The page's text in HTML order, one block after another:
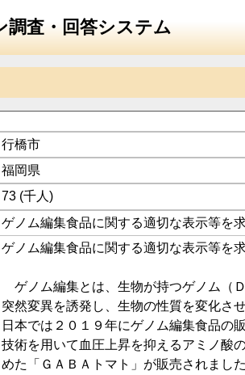
調査・回答システム
行橋市
福岡県
73 (千人)
ゲノム編集食品に関する適切な表示等を
ゲノム編集食品に関する適切な表示等を
ゲノム編集とは、生物が持つゲノム（
突然変異を誘発し、生物の性質を変化さ
日本では２０１９年にゲノム編集食品の
技術を用いて血圧上昇を抑えるアミノ酸
めた「ＧＡＢＡトマト」が販売されまし